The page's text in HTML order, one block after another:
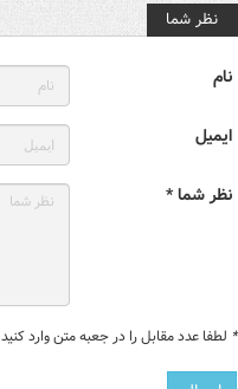
نظر شما
نام
ایمیل
نظر شما *
* لطفا عدد مقابل را در جعبه متن وارد کنید